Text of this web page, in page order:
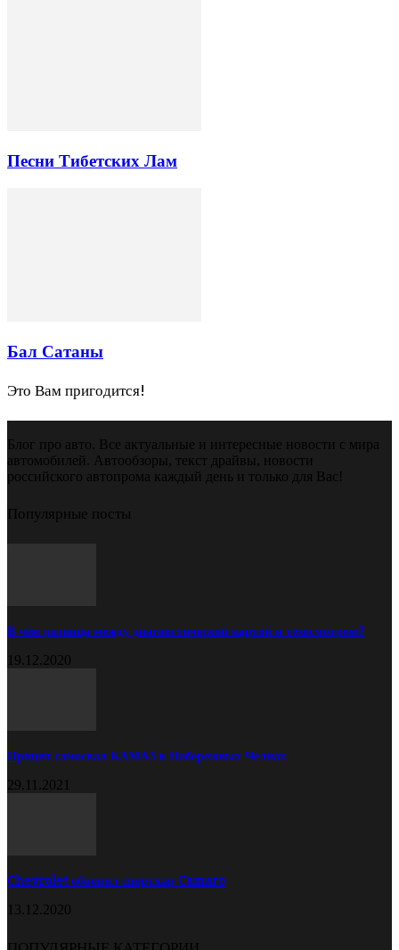
Песни Тибетских Лам
Бал Сатаны
Это Вам пригодится!
Блог про авто. Все актуальные и интересные новости с мира
автомобилей. Автообзоры, текст драйвы, новости
российского автопрома каждый день и только для Вас!
Популярные посты
В чём разница между диагностической картой и техосмотром?
19.12.2020
Прицеп самосвал КАМАЗ в Набережных Челнах
29.11.2021
Chevrolet обновил спорткар Camaro
13.12.2020